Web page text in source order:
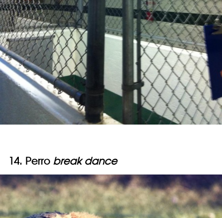
14. Perro break dance